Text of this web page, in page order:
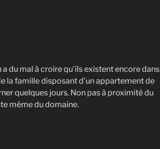
du mal à croire qu’ils existent encore dans
la famille disposant d’un appartement de
quelques jours. Non pas à proximité du
même du domaine.